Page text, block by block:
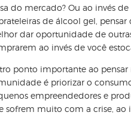
do mercado? Ou ao invés de
de álcool gel, pensar
dar oportunidade de
ao invés de você
ponto importante ao pensar
é priorizar o
empreendedores e
sofrem muito com a crise, ao